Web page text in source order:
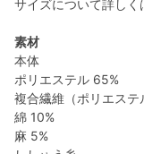
サイズについて詳しく
素材
本体
ポリエステル 65%
複合繊維（ポリエステ
綿 10%
麻 5%